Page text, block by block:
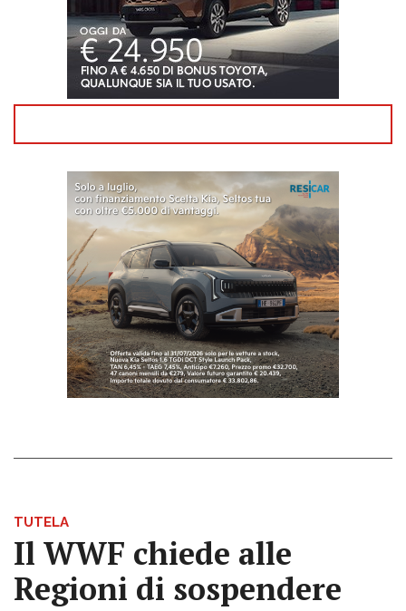
TUTELA
Il WWF chiede alle
Regioni di sospendere